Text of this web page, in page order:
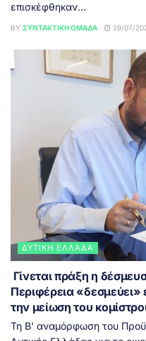
επισκέφθηκαν...
BY ΣΥΝΤΑΚΤΙΚΉ ΟΜΆΔΑ 29/07/
ΔΥΤΙΚΉ ΕΛΛΆΔΑ
Γίνεται πράξη η
Περιφέρεια
την μείωση του
Τη Β' αναμόρφωση του